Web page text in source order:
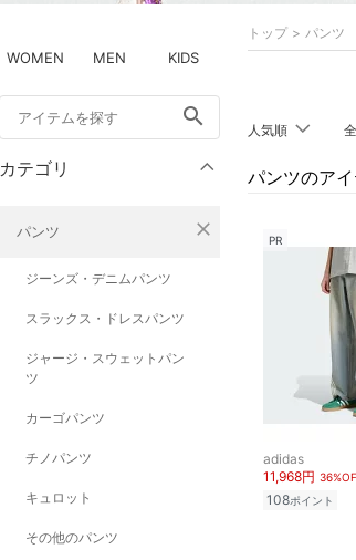
WOMEN MEN KIDS
search
カテゴリ
パンツ close
ジーンズ・デニムパンツ
スラックス・ドレスパンツ
ジャージ・スウェットパン
ツ
カーゴパンツ
チノパンツ
キュロット
その他のパンツ
トップ パンツ
人気順
パンツのア
PR
adidas
11,968円
108ポイント